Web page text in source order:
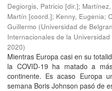
Degiorgis, Patricio [dir.];
Martín [coord.]; Kenny, Eugenia;
Guillermo (Universidad de
Internacionales de la
2020)
Mientras Europa casi en su
la COVID-19 ha matado a
continente. Es acaso Europa
semana Boris Johnson pasó de